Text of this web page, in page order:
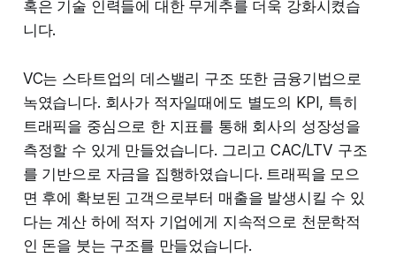
혹은 기술 인력들에 대한 무게추를 더욱 강화시켰습
니다.
VC는 스타트업의 데스밸리 구조 또한 금융기법으로
녹였습니다. 회사가 적자일때에도 별도의 KPI, 특히
트래픽을 중심으로 한 지표를 통해 회사의 성장성을
측정할 수 있게 만들었습니다. 그리고 CAC/LTV 구조
를 기반으로 자금을 집행하였습니다. 트래픽을 모으
면 후에 확보된 고객으로부터 매출을 발생시킬 수 있
다는 계산 하에 적자 기업에게 지속적으로 천문학적
인 돈을 붓는 구조를 만들었습니다.